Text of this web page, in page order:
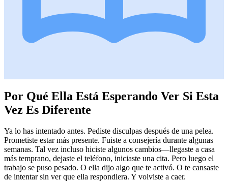
Por Qué Ella Está Esperando Ver Si Esta
Vez Es Diferente
Ya lo has intentado antes. Pediste disculpas después de una pelea.
Prometiste estar más presente. Fuiste a consejería durante algunas
semanas. Tal vez incluso hiciste algunos cambios—llegaste a casa
más temprano, dejaste el teléfono, iniciaste una cita. Pero luego el
trabajo se puso pesado. O ella dijo algo que te activó. O te cansaste
de intentar sin ver que ella respondiera. Y volviste a caer.